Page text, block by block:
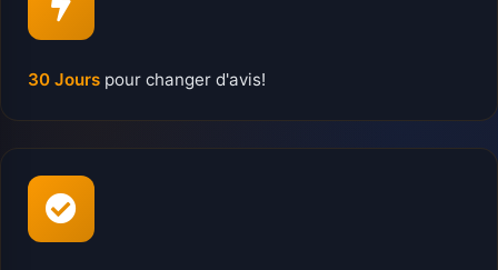
30 Jours pour changer d'avis!